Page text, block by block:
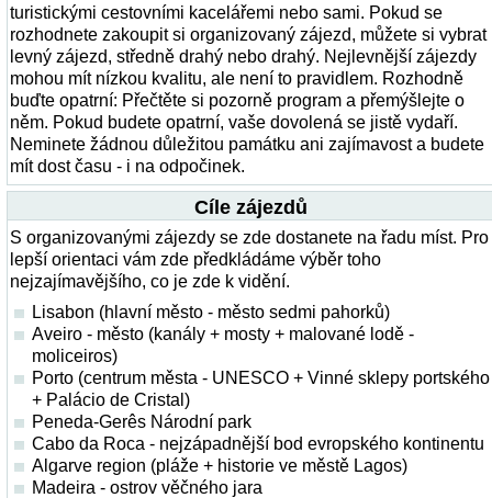
turistickými cestovními kacelářemi nebo sami. Pokud se
rozhodnete zakoupit si organizovaný zájezd, můžete si vybrat
levný zájezd, středně drahý nebo drahý. Nejlevnější zájezdy
mohou mít nízkou kvalitu, ale není to pravidlem. Rozhodně
buďte opatrní: Přečtěte si pozorně program a přemýšlejte o
něm. Pokud budete opatrní, vaše dovolená se jistě vydaří.
Neminete žádnou důležitou památku ani zajímavost a budete
mít dost času - i na odpočinek.
Cíle zájezdů
S organizovanými zájezdy se zde dostanete na řadu míst. Pro
lepší orientaci vám zde předkládáme výběr toho
nejzajímavějšího, co je zde k vidění.
Lisabon (hlavní město - město sedmi pahorků)
Aveiro - město (kanály + mosty + malované lodě -
moliceiros)
Porto (centrum města - UNESCO + Vinné sklepy portského
+ Palácio de Cristal)
Peneda-Gerês Národní park
Cabo da Roca - nejzápadnější bod evropského kontinentu
Algarve region (pláže + historie ve městě Lagos)
Madeira - ostrov věčného jara